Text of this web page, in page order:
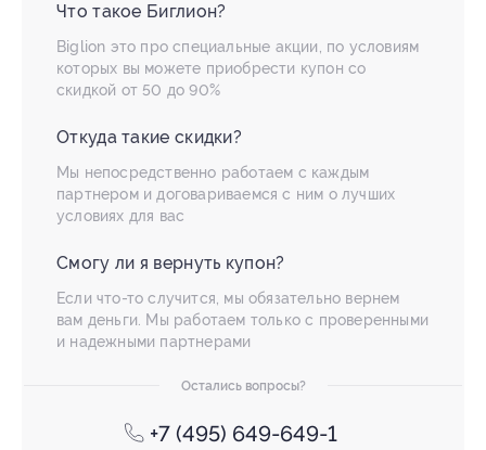
Что такое Биглион?
Biglion это про специальные акции, по условиям
которых вы можете приобрести купон со
скидкой от 50 до 90%
Откуда такие скидки?
Мы непосредственно работаем с каждым
партнером и договариваемся с ним о лучших
условиях для вас
Смогу ли я вернуть купон?
Если что-то случится, мы обязательно вернем
вам деньги. Мы работаем только с проверенными
и надежными партнерами
Остались вопросы?
+7 (495) 649-649-1